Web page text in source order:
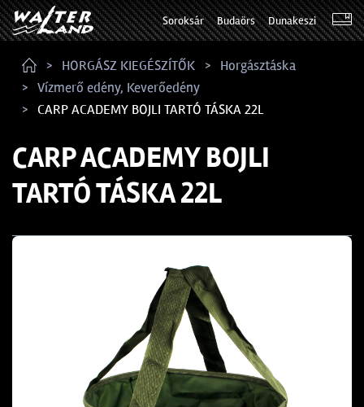
Soroksár Budaörs Dunakeszi
HORGÁSZ KIEGÉSZÍTŐK
Horgásztáska
Vízmerő edény, Keverőedény
CARP ACADEMY BOJLI TARTÓ TÁSKA 22L
CARP ACADEMY BOJLI
TARTÓ TÁSKA 22L